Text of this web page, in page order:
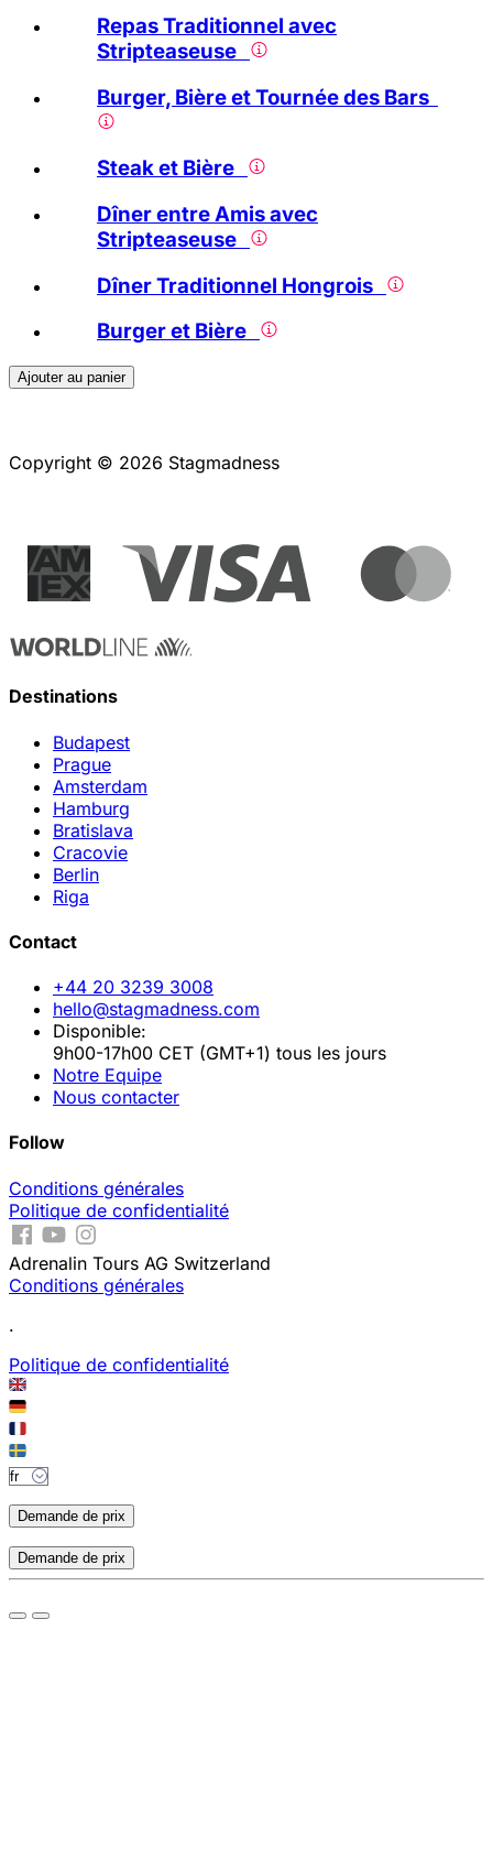
Repas Traditionnel avec
Stripteaseuse
Burger, Bière et Tournée des Bars
Steak et Bière
Dîner entre Amis avec
Stripteaseuse
Dîner Traditionnel Hongrois
Burger et Bière
Ajouter au panier
Copyright © 2026 Stagmadness
Destinations
Budapest
Prague
Amsterdam
Hamburg
Bratislava
Cracovie
Berlin
Riga
Contact
+44 20 3239 3008
hello@stagmadness.com
Disponible:
9h00-17h00 CET (GMT+1) tous les jours
Notre Equipe
Nous contacter
Follow
Conditions générales
Politique de confidentialité
Adrenalin Tours AG Switzerland
Conditions générales
.
Politique de confidentialité
Demande de prix
Demande de prix